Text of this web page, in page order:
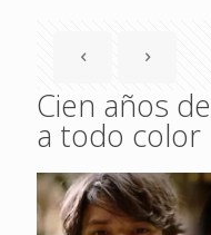
Cien años
a todo color